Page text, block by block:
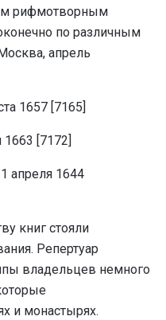
рифмотворным
по различным
апрель
1657 [7165]
[7172]
апреля 1644
книг стояли
Репертуар
владельцев немного
и монастырях.